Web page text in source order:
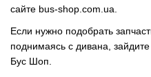
сайте bus-shop.com.ua.
Если нужно подобрать
поднимаясь с дивана,
Бус Шоп.